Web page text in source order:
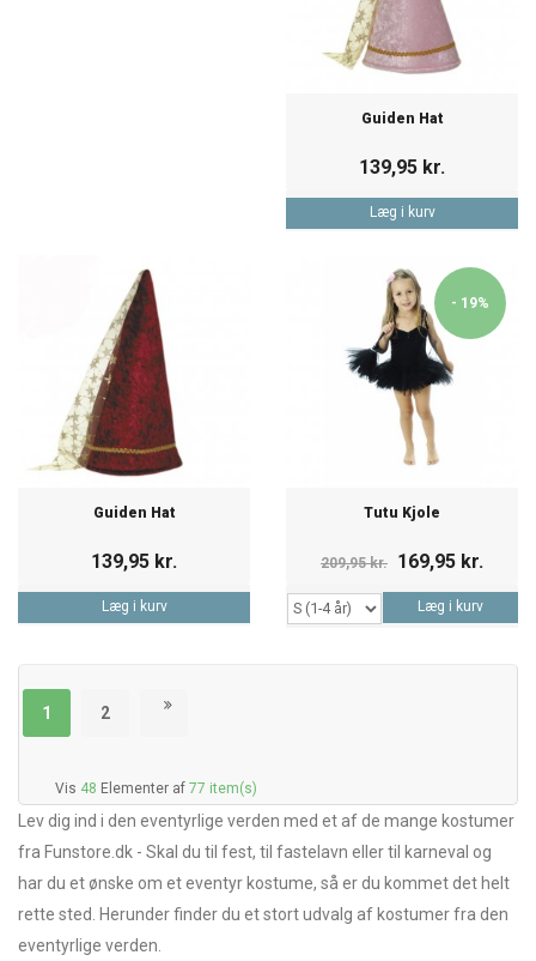
Guiden Hat
139,95 kr.
Læg i kurv
Guiden Hat
139,95 kr.
Læg i kurv
- 19%
Tutu Kjole
209,95 kr. 169,95 kr.
Læg i kurv
1 2
Vis 48 Elementer af 77 item(s)
Lev dig ind i den eventyrlige verden med et af de mange kostumer
fra Funstore.dk - Skal du til fest, til fastelavn eller til karneval og
har du et ønske om et eventyr kostume, så er du kommet det helt
rette sted. Herunder finder du et stort udvalg af kostumer fra den
eventyrlige verden.